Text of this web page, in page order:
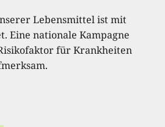
Lebensmittel ist mit
Eine nationale Kampagne
für Krankheiten